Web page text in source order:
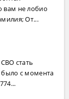
вам не лобио
От...
стать
с момента